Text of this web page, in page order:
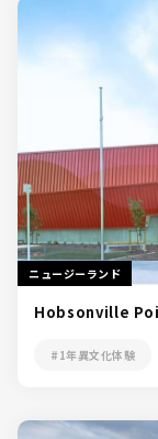
ニュージーランド
Hobsonville
#1年異文化体験